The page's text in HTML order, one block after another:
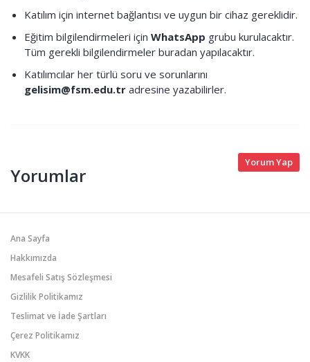
Katılım için internet bağlantısı ve uygun bir cihaz gereklidir.
Eğitim bilgilendirmeleri için WhatsApp grubu kurulacaktır.
Tüm gerekli bilgilendirmeler buradan yapılacaktır.
Katılımcılar her türlü soru ve sorunlarını
gelisim@fsm.edu.tr adresine yazabilirler.
Yorumlar
Yorum Yap
Ana Sayfa
Hakkımızda
Mesafeli Satış Sözleşmesi
Gizlilik Politikamız
Teslimat ve İade Şartları
Çerez Politikamız
KVKK